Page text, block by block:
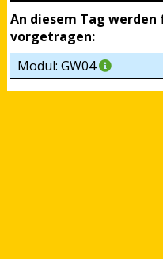
An diesem Tag
vorgetragen:
Modul: GW04